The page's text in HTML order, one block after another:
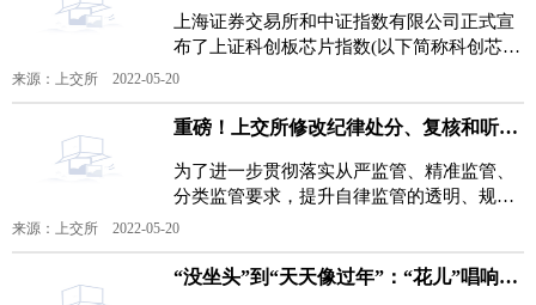
上海证券交易所和中证指数有限公司正式宣
布了上证科创板芯片指数(以下简称科创芯
片)的发布安排。经流动性筛选后，科创芯片
来源：上交所 2022-05-20
重磅！上交所修改纪律处分、复核和听证3项业务规则
为了进一步贯彻落实从严监管、精准监管、
分类监管要求，提升自律监管的透明、规
范、高效和便利，上海证券交易所(以下简称
来源：上交所 2022-05-20
“没坐头”到“天天像过年”：“花儿”唱响西北民众生活变化轨迹